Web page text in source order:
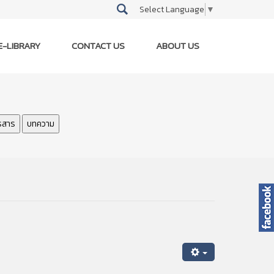
Select Language ▼
LIBRARY CONTACT US ABOUT US
าร บทความ